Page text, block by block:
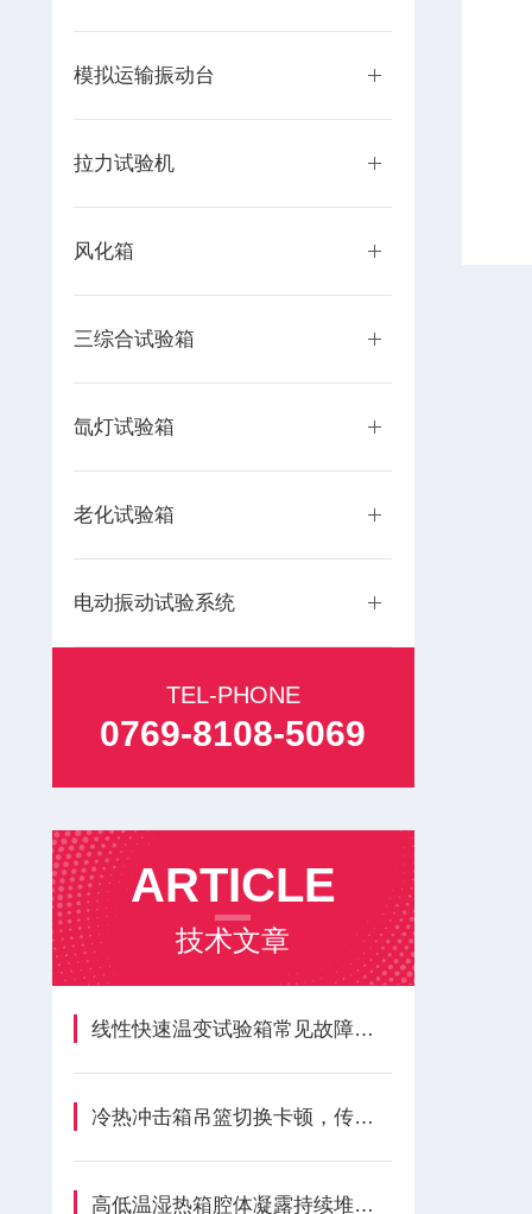
模拟运输振动台
拉力试验机
风化箱
三综合试验箱
氙灯试验箱
老化试验箱
电动振动试验系统
TEL-PHONE
0769-8108-5069
ARTICLE
技术文章
线性快速温变试验箱常见故障诊断与预防性维护
冷热冲击箱吊篮切换卡顿，传动系统隐性损耗深度剖析
高低温湿热箱腔体凝露持续堆积，水路与密封隐性损耗全解析